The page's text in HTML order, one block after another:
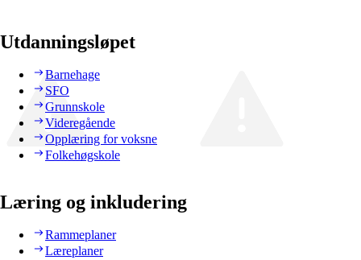
Utdanningsløpet
Barnehage
SFO
Grunnskole
Videregående
Opplæring for voksne
Folkehøgskole
Læring og inkludering
Rammeplaner
Læreplaner